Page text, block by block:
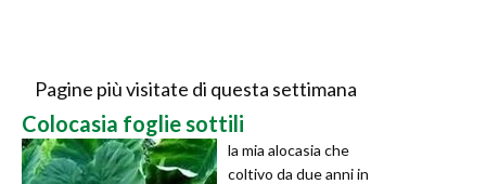
Pagine più visitate di questa settimana
Colocasia foglie sottili
la mia alocasia che
coltivo da due anni in